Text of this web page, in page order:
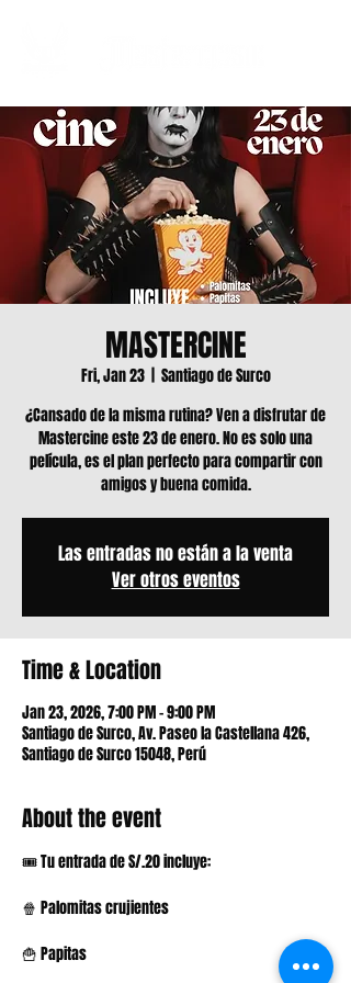
MASTERCINE
Fri, Jan 23
  |
Santiago de Surco
¿Cansado de la misma rutina? Ven a disfrutar de
Mastercine este 23 de enero. No es solo una
película, es el plan perfecto para compartir con
amigos y buena comida.
Las entradas no están a la venta
Ver otros eventos
Time & Location
Jan 23, 2026, 7:00 PM – 9:00 PM
Santiago de Surco, Av. Paseo la Castellana 426,
Santiago de Surco 15048, Perú
About the event
🎟 Tu entrada de S/.20 incluye:
🍿 Palomitas crujientes
🍟 Papitas